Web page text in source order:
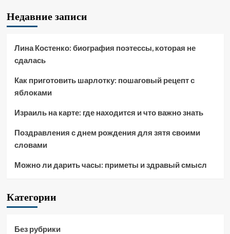
Недавние записи
Лина Костенко: биография поэтессы, которая не
сдалась
Как приготовить шарлотку: пошаговый рецепт с
яблоками
Израиль на карте: где находится и что важно знать
Поздравления с днем рождения для зятя своими
словами
Можно ли дарить часы: приметы и здравый смысл
Категории
Без рубрики